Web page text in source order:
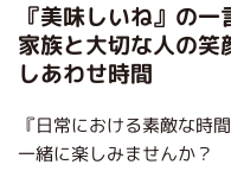
『美味しいね』の
家族と大切な人の笑
しあわせ時間
『日常における素敵な時
一緒に楽しみませんか？